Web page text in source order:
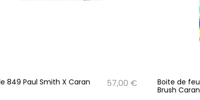
849 Paul Smith X Caran
57,00 €
Boite de
Brush